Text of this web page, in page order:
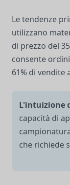
Le tendenze
utilizzano
di prezzo del
consente
61% di vendite
L'intuizione
capacità di
che richiede